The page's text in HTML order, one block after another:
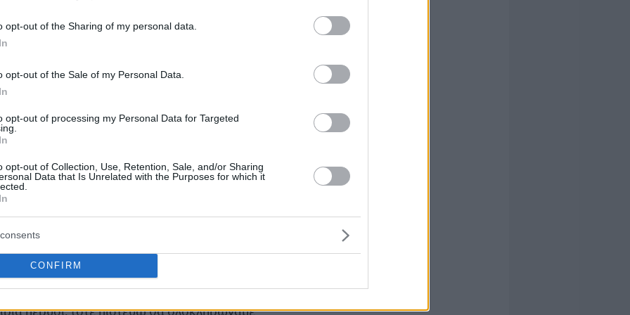
opt-out of the Sharing of my personal data.
opt-out of the Sale of my Personal Data.
opt-out of processing my Personal Data for Targeted
opt-out of Collection, Use, Retention, Sale, and/or Sharing
Data that Is Unrelated with the Purposes for which it
CONFIRM
κόσμο. Ας προσπαθήσουμε να
σεζόν. Να μην είμαστε σεμνοί. Θέλουμε
Φάιναλ Φορ ή και να τα κατακτήσουμε
τις προσθήκες των Παπαπέτρου,
τους γνωρίζω. Δεν έχω καμία αμφιβολία
και ως αθλητές. Βλέποντας πως
πέρυσι, δεν βλέπω το λόγο να μη συμβεί
καν ένα γύρο στα πλέι οφς του
στην Aba League, ωστόσο όμως κέρδισε τη
πέρυσι, τότε πιστεύω θα ολοκληρώναμε